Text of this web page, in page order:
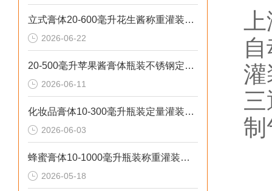
立式膏体20-600毫升花生酱称重灌装机性价比高
2026-06-22
20-500毫升苹果酱膏体瓶装不锈钢定量灌装机设备
2026-06-11
化妆品膏体10-300毫升瓶装定量灌装机操作流程
2026-06-03
蜂蜜膏体10-1000毫升瓶装称重灌装机工作原理
2026-05-18
制